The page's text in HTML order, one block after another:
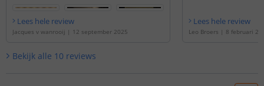
Lees hele review
Jacques v wanrooij | 12 september 2025
Lees hele review
Leo Broers | 8 februari
Bekijk alle 10 reviews